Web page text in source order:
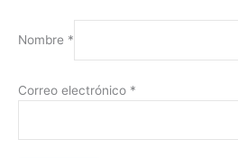
Nombre *
Correo electrónico *